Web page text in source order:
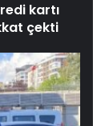
kartı
çekti